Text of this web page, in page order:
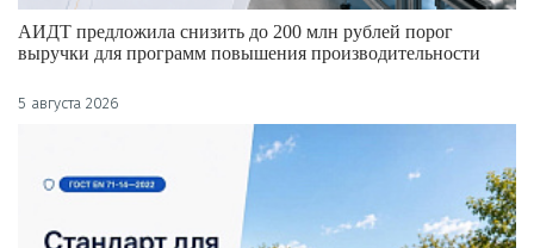
АИДТ предложила снизить до 200 млн рублей порог
выручки для программ повышения производительности
5 августа 2026